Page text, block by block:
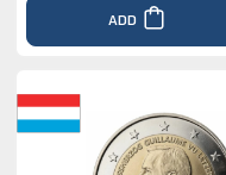
ADD